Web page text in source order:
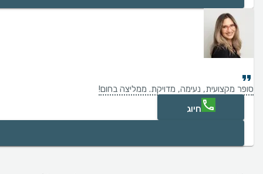
סופר מקצועית, נעימה, מדויקת. ממליצה בחום!
חיוג